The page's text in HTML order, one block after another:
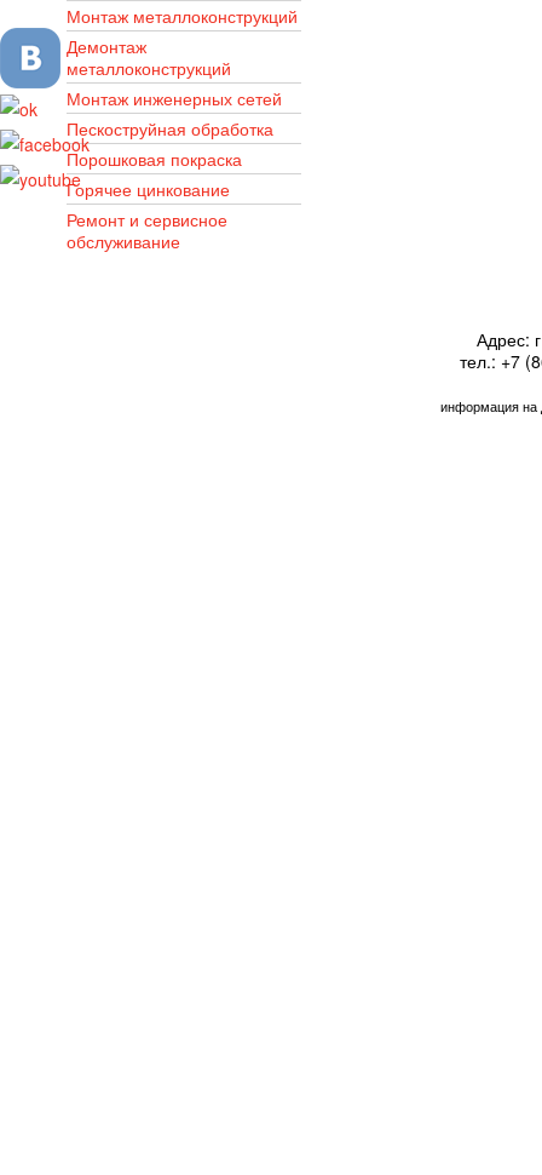
Монтаж металлоконструкций
Демонтаж
металлоконструкций
Монтаж инженерных сетей
Пескоструйная обработка
Порошковая покраска
Горячее цинкование
Ремонт и сервисное
обслуживание
Адрес:
тел.: +7
информация на